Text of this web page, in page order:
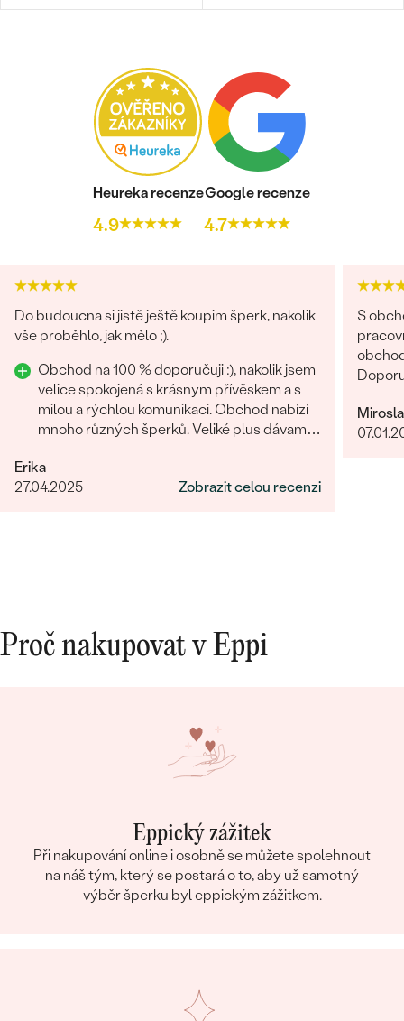
Heureka recenze
4.9
Google recenze
4.7
Do budoucna si jistě ještě koupim šperk, nakolik
vše proběhlo, jak mělo ;).
Obchod na 100 % doporučuji :), nakolik jsem
velice spokojená s krásnym přívěskem a s
milou a rýchlou komunikaci. Obchod nabízí
mnoho různých šperků. Veliké plus dávam i
Erika
27.04.2025
Zobrazit celou recenzi
S
Proč nakupovat v Eppi
Eppický zážitek
Při nakupování online i osobně se můžete spolehnout
na náš tým, který se postará o to, aby už samotný
výběr šperku byl eppickým zážitkem.